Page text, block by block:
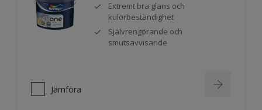
Extremt bra glans och
kulörbeständighet
Självrengörande och
smutsavvisande
Jämföra